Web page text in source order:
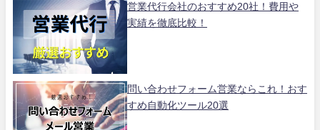
営業代行会社のおすすめ20社！費用や
実績を徹底比較！
問い合わせフォーム営業ならこれ！おす
すめ自動化ツール20選